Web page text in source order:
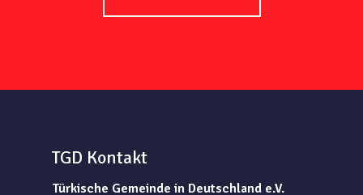
TGD Kontakt
Türkische Gemeinde in Deutschland e.V.